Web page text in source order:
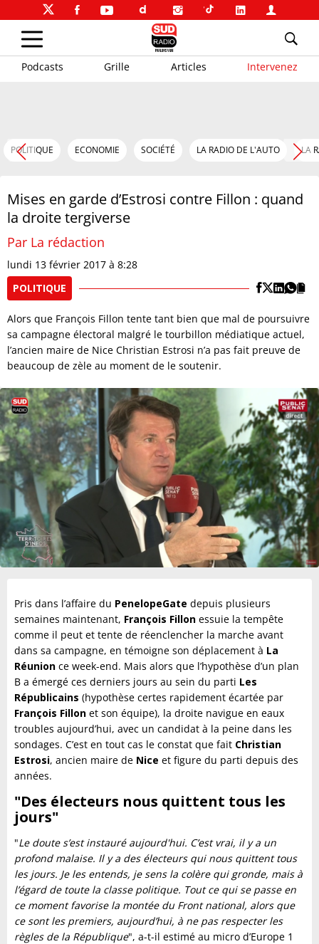
Podcasts Grille Articles Intervenez
POLITIQUE ECONOMIE SOCIÉTÉ LA RADIO DE L'AUTO LA
Mises en garde d’Estrosi contre Fillon : quand
la droite tergiverse
Par La rédaction
lundi 13 février 2017 à 8:28
POLITIQUE
Alors que François Fillon tente tant bien que mal de poursuivre
sa campagne électoral malgré le tourbillon médiatique actuel,
l’ancien maire de Nice Christian Estrosi n’a pas fait preuve de
beaucoup de zèle au moment de le soutenir.
Pris dans l’affaire du PenelopeGate depuis plusieurs
semaines maintenant, François Fillon essuie la tempête
comme il peut et tente de réenclencher la marche avant
dans sa campagne, en témoigne son déplacement à La
Réunion ce week-end. Mais alors que l’hypothèse d’un plan
B a émergé ces derniers jours au sein du parti Les
Républicains (hypothèse certes rapidement écartée par
François Fillon et son équipe), la droite navigue en eaux
troubles aujourd’hui, avec un candidat à la peine dans les
sondages. C’est en tout cas le constat que fait Christian
Estrosi, ancien maire de Nice et figure du parti depuis des
années.
"Des électeurs nous quittent tous les
jours"
"Le doute s’est instauré aujourd'hui. C’est vrai, il y a un
profond malaise. Il y a des électeurs qui nous quittent tous
les jours. Je les entends, je sens la colère qui gronde, mais à
l’égard de toute la classe politique. Tout ce qui se passe en
ce moment favorise la montée du Front national, alors que
ce sont les premiers, aujourd’hui, à ne pas respecter les
règles de la République", a-t-il estimé au micro d’Europe 1